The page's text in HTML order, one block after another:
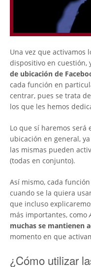
Una vez que activamos
dispositivo en cuestión,
de ubicación de
cada función en
centrar, pues se trata
los que les hemos
Lo que sí haremos
ubicación en general,
las mismas pueden
(todas en conjunto).
Así mismo, cada
cuando se la quiera
que incluso
más importantes, como
muchas se mantienen
momento en que
¿Cómo utilizar